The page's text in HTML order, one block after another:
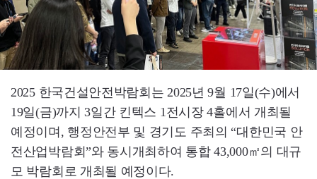
2025 한국건설안전박람회는 2025년 9월 17일(수)에서
19일(금)까지 3일간 킨텍스 1전시장 4홀에서 개최될
예정이며, 행정안전부 및 경기도 주최의 “대한민국 안
전산업박람회”와 동시개최하여 통합 43,000㎡의 대규
모 박람회로 개최될 예정이다.